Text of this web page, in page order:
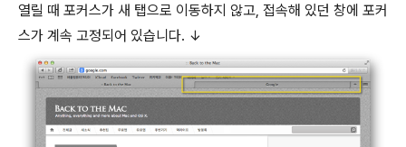
열릴 때 포커스가 새 탭으로 이동하지 않고, 접속해 있던 창에 포커
스가 계속 고정되어 있습니다. ↓